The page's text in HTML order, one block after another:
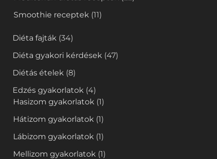
Smoothie receptek (11)
Diéta fajták (34)
Diéta gyakori kérdések (47)
Diétás ételek (8)
Edzés gyakorlatok (4)
Hasizom gyakorlatok (1)
Hátizom gyakorlatok (1)
Lábizom gyakorlatok (1)
Mellizom gyakorlatok (1)